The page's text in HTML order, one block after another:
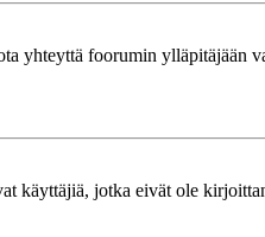
yhteyttä foorumin ylläpitäjään
jotka eivät ole